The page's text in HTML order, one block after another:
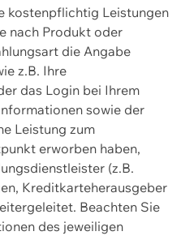
kostenpflichtig Leistungen
nach Produkt oder
die Angabe
z.B. Ihre
das Login bei Ihrem
sowie der
Leistung zum
erworben haben,
(z.B.
Kreditkarteherausgeber
Beachten Sie
des jeweiligen